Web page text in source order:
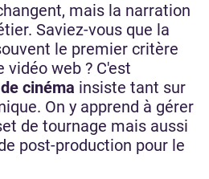
mais la narration
Saviez-vous que la
le premier critère
vidéo web ? C'est
cinéma insiste tant sur
On y apprend à gérer
de tournage mais aussi
post-production pour le